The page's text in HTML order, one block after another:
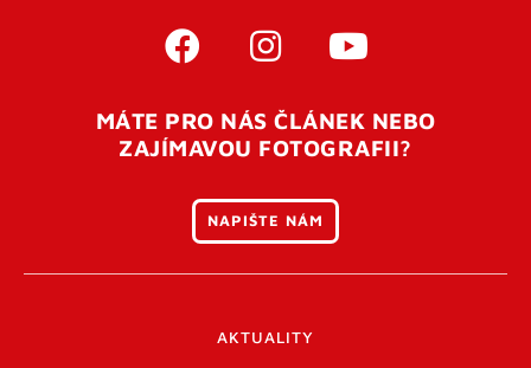
MÁTE PRO NÁS ČLÁNEK NEBO
ZAJÍMAVOU FOTOGRAFII?
NAPIŠTE NÁM
AKTUALITY